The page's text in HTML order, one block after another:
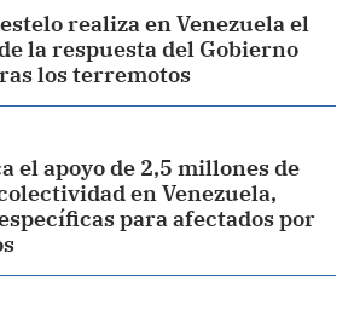
realiza en Venezuela el
la respuesta del Gobierno
los terremotos
el apoyo de 2,5 millones de
en Venezuela,
para afectados por